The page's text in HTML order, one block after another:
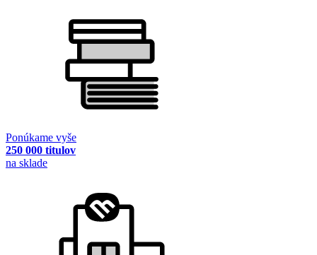
Ponúkame vyše
250 000 titulov
na sklade